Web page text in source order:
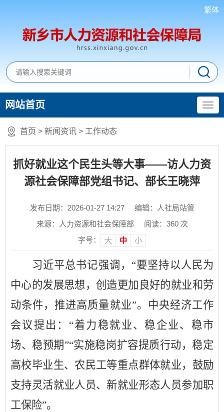
繁体
网站首页
首页 > 新闻资讯 > 工作动态
抓好就业这个民生头等大事——访人力资
源社会保障部党组书记、部长王晓萍
发布日期：2026-01-27 14:27
编辑：人社局站管
来源：人力资源和社会保障部
阅读： 360次
字号：
大 中 小
习近平总书记强调， “要坚持以人民为
中心的发展思想，创造更加良好的就业和劳
动条件，推进高质量就业”。中央经济工作
会议提出：“着力稳就业、稳企业、稳市
场、稳预期”“实施稳岗扩容提质行动，稳定
高校毕业生、农民工等重点群体就业，鼓励
支持灵活就业人员、新就业形态人员参加职
工保险”。